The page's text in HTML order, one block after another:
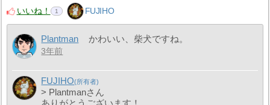
いいね！
1 FUJIHO
Plantman かわいい、柴犬ですね。
3年前
FUJIHO
> Plantmanさん
ありがとうございます！